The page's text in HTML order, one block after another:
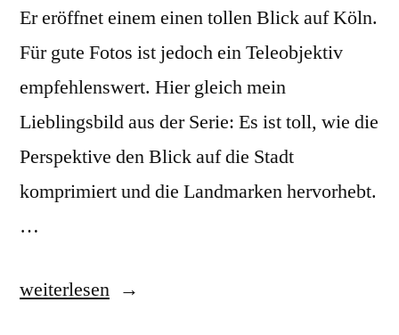
Er eröffnet einem einen tollen Blick auf Köln.
Für gute Fotos ist jedoch ein Teleobjektiv
empfehlenswert. Hier gleich mein
Lieblingsbild aus der Serie: Es ist toll, wie die
Perspektive den Blick auf die Stadt
komprimiert und die Landmarken hervorhebt.
…
„Weitblick
weiterlesen